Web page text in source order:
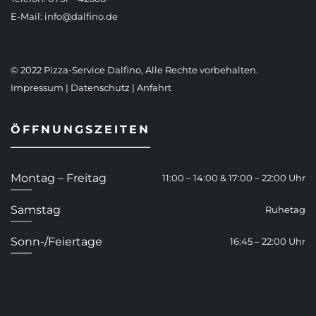
E-Mail: info@dalfino.de
© 2022 Pizza-Service Dalfino, Alle Rechte vorbehalten.
Impressum | Datenschutz | Anfahrt
ÖFFNUNGSZEITEN
Montag – Freitag 11:00 – 14:00 & 17:00 – 22:00 Uhr
Samstag Ruhetag
Sonn-/Feiertage 16:45 – 22:00 Uhr